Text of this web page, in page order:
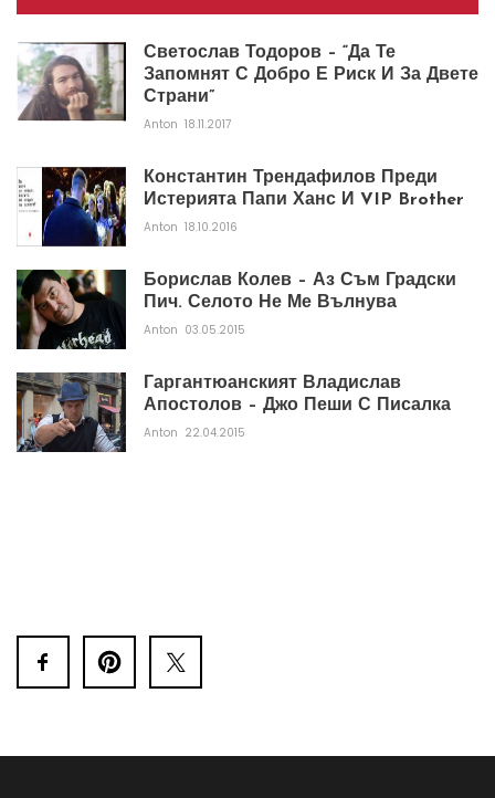
Светослав Тодоров – “Да Те
Запомнят С Добро Е Риск И За Двете
Страни”
Anton 18.11.2017
Константин Трендафилов Преди
Истерията Папи Ханс И VIP Brother
Anton 18.10.2016
Борислав Колев – Аз Съм Градски
Пич. Селото Не Ме Вълнува
Anton 03.05.2015
Гаргантюанският Владислав
Апостолов – Джо Пеши С Писалка
Anton 22.04.2015